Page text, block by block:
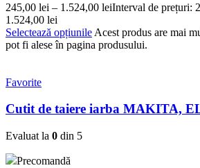
245,00 lei – 1.524,00 leiInterval de prețuri:
1.524,00 lei
Selectează opțiunile Acest produs are mai
pot fi alese în pagina produsului.
Favorite
Cutit de taiere iarba MAKITA,
Evaluat la 0 din 5
Precomandă